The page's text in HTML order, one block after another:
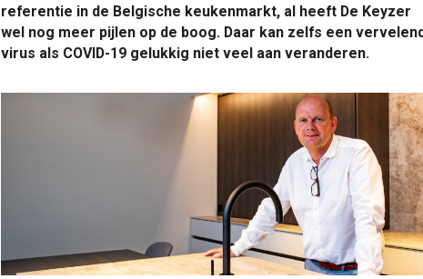
referentie in de Belgische keukenmarkt, al heeft De Keyzer
wel nog meer pijlen op de boog. Daar kan zelfs een
virus als COVID-19 gelukkig niet veel aan veranderen.